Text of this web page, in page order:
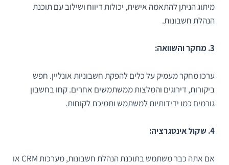
מיתוג הניתן להתאמה אישית, יכולות דיווח ושילוב עם תוכנת
הנהלת חשבונות.
3. מחקר והשוואה:
ערכו מחקר מעמיק על כלים להפקת חשבוניות אונליין. חפש
ביקורות, דירוגים והמלצות ממשתמשים אחרים. קחו בחשבון
גורמים כמו ידידותיות למשתמש ותמיכת לקוחות.
4. שקול אינטגרציה:
אם אתה כבר משתמש בתוכנת הנהלת חשבונות, מערכות CRM או